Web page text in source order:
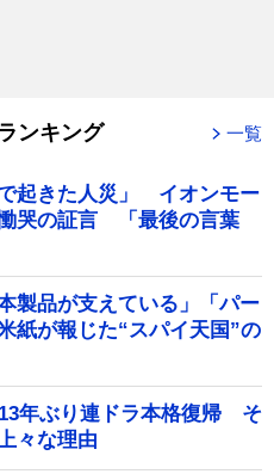
ンキング 一覧
で起きた人災」 イオンモー
哭の証言 「最後の言葉
製品が支えている」「パー
紙が報じた“スパイ天国”の
年ぶり連ドラ本格復帰 そ
々な理由